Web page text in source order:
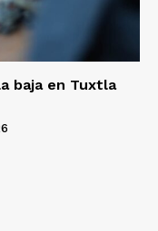
baja en Tuxtla